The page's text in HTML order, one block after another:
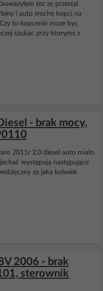
tez ze przestal
i auto troche kopci na
to kopcenie moze byc
szukac przy ktoryms z
- brak mocy,
2011r 2.0 diesel auto miało
występują następujące
za jaka kolwiek
2006 - brak
sterownik